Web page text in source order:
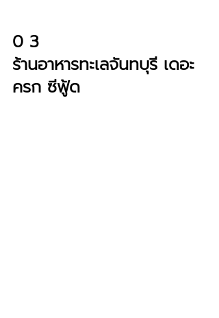
0 3
ร้านอาหารทะเลจันทบุรี เดอะ
ครก ซีฟู้ด